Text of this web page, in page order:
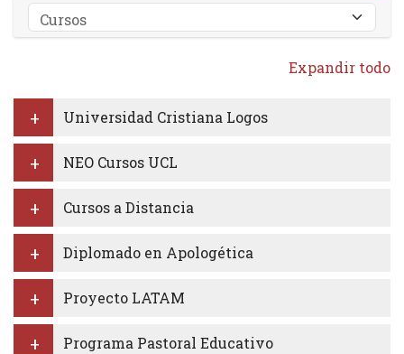
Categorías
Expandir todo
Universidad Cristiana Logos
NEO Cursos UCL
Cursos a Distancia
Diplomado en Apologética
Proyecto LATAM
Programa Pastoral Educativo